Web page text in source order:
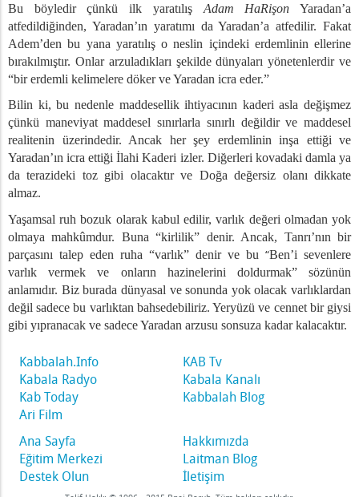
Bu böyledir çünkü ilk yaratılış Adam HaRişon Yaradan’a
atfedildiğinden, Yaradan’ın yaratımı da Yaradan’a atfedilir. Fakat
Adem’den bu yana yaratılış o neslin içindeki erdemlinin ellerine
bırakılmıştır. Onlar arzuladıkları şekilde dünyaları yönetenlerdir ve
“bir erdemli kelimelere döker ve Yaradan icra eder.”
Bilin ki, bu nedenle maddesellik ihtiyacının kaderi asla değişmez
çünkü maneviyat maddesel sınırlarla sınırlı değildir ve maddesel
realitenin üzerindedir. Ancak her şey erdemlinin inşa ettiği ve
Yaradan’ın icra ettiği İlahi Kaderi izler. Diğerleri kovadaki damla ya
da terazideki toz gibi olacaktır ve Doğa değersiz olanı dikkate
almaz.
Yaşamsal ruh bozuk olarak kabul edilir, varlık değeri olmadan yok
olmaya mahkûmdur. Buna “kirlilik” denir. Ancak, Tanrı’nın bir
parçasını talep eden ruha “varlık” denir ve bu “Ben’i sevenlere
varlık vermek ve onların hazinelerini doldurmak” sözünün
anlamıdır. Biz burada dünyasal ve sonunda yok olacak varlıklardan
değil sadece bu varlıktan bahsedebiliriz. Yeryüzü ve cennet bir giysi
gibi yıpranacak ve sadece Yaradan arzusu sonsuza kadar kalacaktır.
Kabbalah.Info
KAB Tv
Kabala Radyo
Kabala Kanalı
Kab Today
Kabbalah Blog
Ari Film
Ana Sayfa
Hakkımızda
Eğitim Merkezi
Laitman Blog
Destek Olun
İletişim